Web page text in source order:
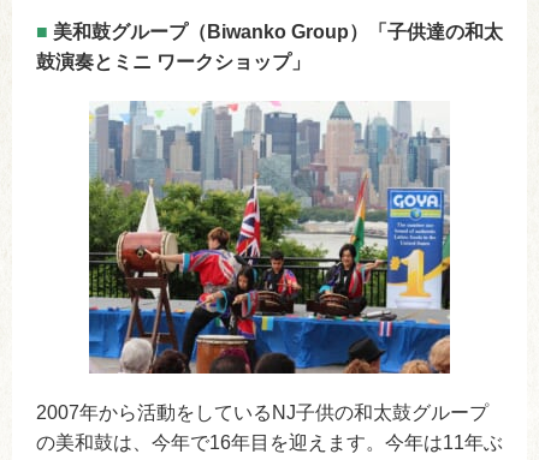
■ 美和鼓グループ（Biwanko Group）「子供達の和太
鼓演奏とミニ ワークショップ」
2007年から活動をしているNJ子供の和太鼓グループ
の美和鼓は、今年で16年目を迎えます。今年は11年ぶ